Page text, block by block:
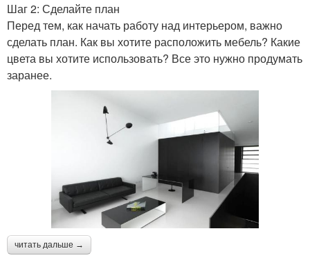
Шаг 2: Сделайте план
Перед тем, как начать работу над интерьером, важно
сделать план. Как вы хотите расположить мебель? Какие
цвета вы хотите использовать? Все это нужно продумать
заранее.
читать дальше →